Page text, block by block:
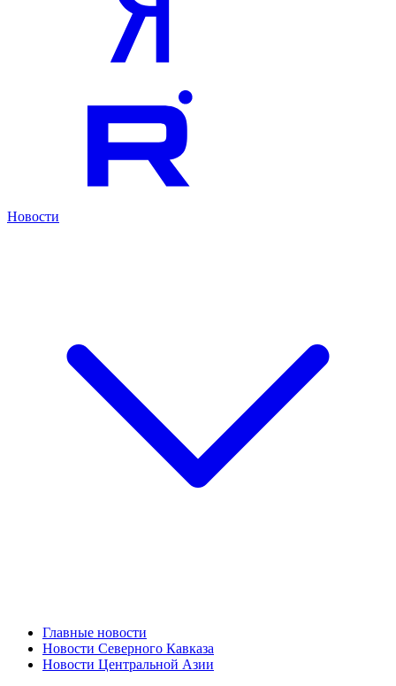
Новости
Главные новости
Новости Северного Кавказа
Новости Центральной Азии